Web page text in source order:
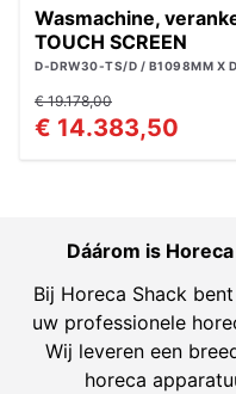
Wasmachine,
TOUCH SCREEN
D-DRW30-TS/D / B1098MM X
€ 19.178,00
€ 14.383,50
Dáárom is
Bij Horeca Shack
uw professionele
Wij leveren een
horeca